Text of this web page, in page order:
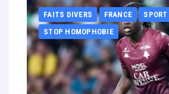
FAITS DIVERS FRANCE
SPORT
STOP HOMOPHOBIE